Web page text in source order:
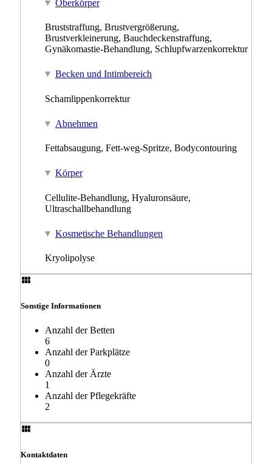
Oberkörper
Bruststraffung, Brustvergrößerung,
Brustverkleinerung, Bauchdeckenstraffung,
Gynäkomastie-Behandlung, Schlupfwarzenkorrektur
Becken und Intimbereich
Schamlippenkorrektur
Abnehmen
Fettabsaugung, Fett-weg-Spritze, Bodycontouring
Körper
Cellulite-Behandlung, Hyaluronsäure,
Ultraschallbehandlung
Kosmetische Behandlungen
Kryolipolyse
Sonstige Informationen
Anzahl der Betten
6
Anzahl der Parkplätze
0
Anzahl der Ärzte
1
Anzahl der Pflegekräfte
2
Kontaktdaten